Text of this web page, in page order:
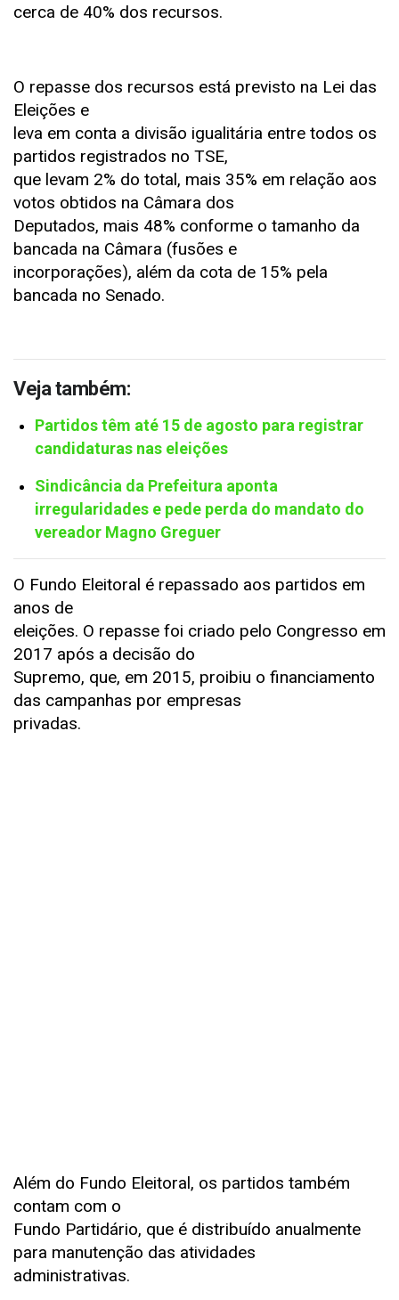
cerca de 40% dos recursos.
O repasse dos recursos está previsto na Lei das
Eleições e
leva em conta a divisão igualitária entre todos os
partidos registrados no TSE,
que levam 2% do total, mais 35% em relação aos
votos obtidos na Câmara dos
Deputados, mais 48% conforme o tamanho da
bancada na Câmara (fusões e
incorporações), além da cota de 15% pela
bancada no Senado.
Veja também:
Partidos têm até 15 de agosto para registrar
candidaturas nas eleições
Sindicância da Prefeitura aponta
irregularidades e pede perda do mandato do
vereador Magno Greguer
O Fundo Eleitoral é repassado aos partidos em
anos de
eleições. O repasse foi criado pelo Congresso em
2017 após a decisão do
Supremo, que, em 2015, proibiu o financiamento
das campanhas por empresas
privadas.
Além do Fundo Eleitoral, os partidos também
contam com o
Fundo Partidário, que é distribuído anualmente
para manutenção das atividades
administrativas.